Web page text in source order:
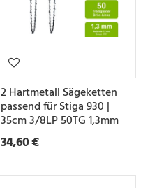
2 Hartmetall Sägeketten
passend für Stiga 930 |
35cm 3/8LP 50TG 1,3mm
34,60 €